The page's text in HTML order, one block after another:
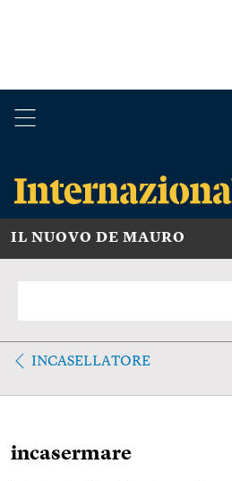
IL NUOVO DE MAURO
INCASELLATORE
incasermare